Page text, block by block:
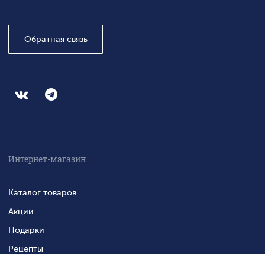
Обратная связь
Интернет-магазин
Каталог товаров
Акции
Подарки
Рецепты